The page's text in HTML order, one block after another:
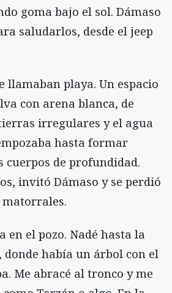
goma bajo el sol. Dámaso
saludarlos, desde el jeep
llamaban playa. Un espacio
con arena blanca, de
irregulares y el agua
hasta formar
cuerpos de profundidad.
invitó Dámaso y se perdió
en el pozo. Nadé hasta la
donde había un árbol con el
Me abracé al tronco y me